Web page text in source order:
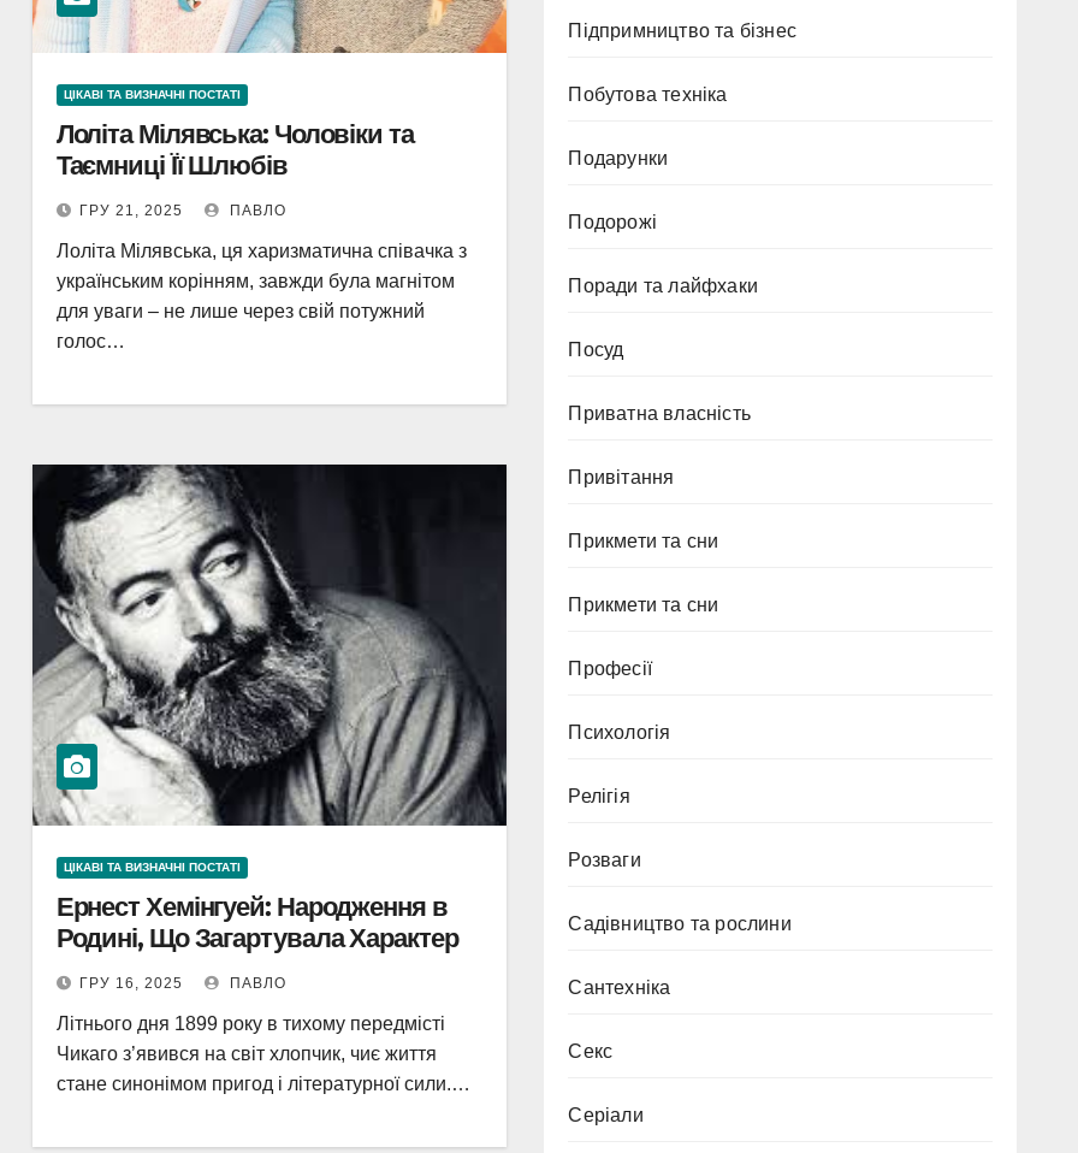
ЦІКАВІ ТА ВИЗНАЧНІ ПОСТАТІ
Лоліта Мілявська: Чоловіки та
Таємниці Її Шлюбів
ГРУ 21, 2025 ПАВЛО
Лоліта Мілявська, ця харизматична співачка з
українським корінням, завжди була магнітом
для уваги – не лише через свій потужний
голос…
ЦІКАВІ ТА ВИЗНАЧНІ ПОСТАТІ
Ернест Хемінгуей: Народження в
Родині, Що Загартувала Характер
ГРУ 16, 2025 ПАВЛО
Літнього дня 1899 року в тихому передмісті
Чикаго з’явився на світ хлопчик, чиє життя
стане синонімом пригод і літературної сили.…
Підпримництво та бізнес
Побутова техніка
Подарунки
Подорожі
Поради та лайфхаки
Посуд
Приватна власність
Привітання
Прикмети та сни
Прикмети та сни
Професії
Психологія
Релігія
Розваги
Садівництво та рослини
Сантехніка
Секс
Серіали